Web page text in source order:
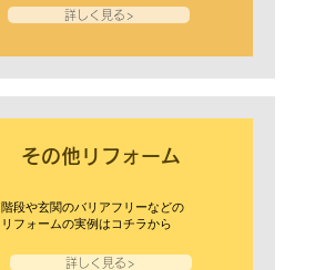
詳しく見る>
その他リフォーム
階段や玄関のバリアフリーなどの
リフォームの実例はコチラから
詳しく見る>